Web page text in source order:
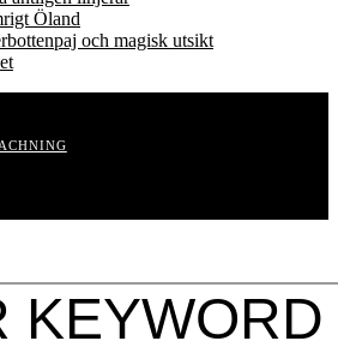
Öland
och magisk utsikt